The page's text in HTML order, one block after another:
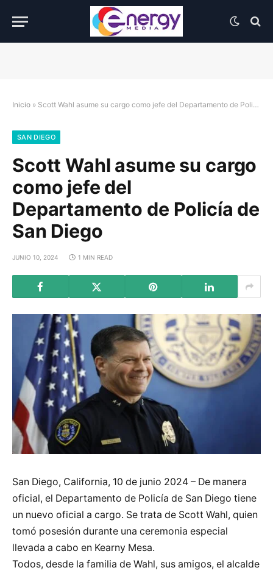
Inicio » Scott Wahl asume su cargo como jefe del Departamento de Policía de San Diego
SAN DIEGO
Scott Wahl asume su cargo
como jefe del
Departamento de Policía de
San Diego
JUNIO 10, 2024 1 MIN READ
San Diego, California, 10 de junio 2024 – De manera
oficial, el Departamento de Policía de San Diego tiene
un nuevo oficial a cargo. Se trata de Scott Wahl, quien
tomó posesión durante una ceremonia especial
llevada a cabo en Kearny Mesa.
Todos, desde la familia de Wahl, sus amigos, el alcalde